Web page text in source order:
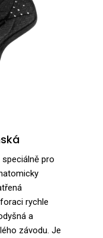
speciálně pro
rychle
a
závodu. Je